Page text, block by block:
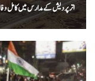
اتر پردیش کےمدارس میں کامل و